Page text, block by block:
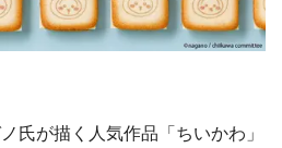
氏が描く人気作品「ちいかわ」